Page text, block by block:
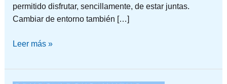
permitido disfrutar, sencillamente, de estar juntas.
Cambiar de entorno también […]
Leer más »